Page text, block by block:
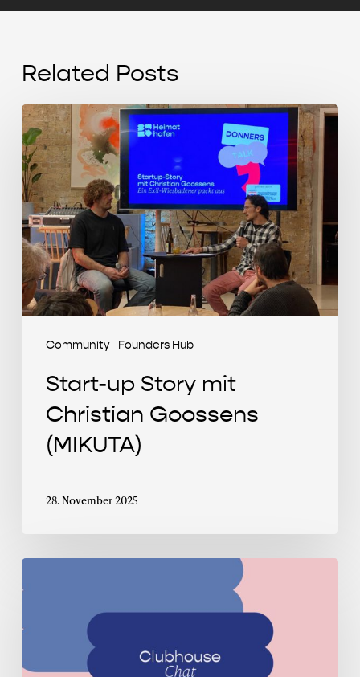
Related Posts
Community Founders Hub
Start-
up
Story
mit
Christian
Goossens
(MIKUTA)
Start-up Story mit
Christian Goossens
(MIKUTA)
28. November 2025
Chat
Selin